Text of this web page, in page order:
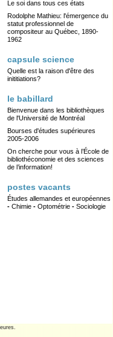
Le soi dans tous ces états
Rodolphe Mathieu: l'émergence du
statut professionnel de
compositeur au Québec, 1890-
1962
capsule science
Quelle est la raison d'être des
inititiations?
le babillard
Bienvenue dans les bibliothèques
de l'Université de Montréal
Bourses d'études supérieures
2005-2006
On cherche pour vous à l’École de
bibliothéconomie et des sciences
de l’information!
postes vacants
Études allemandes et européennes
- Chimie - Optométrie - Sociologie